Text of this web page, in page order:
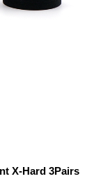
X-Hard 3Pairs